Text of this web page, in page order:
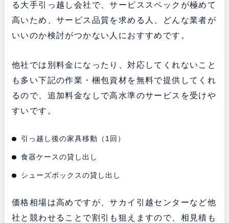
る大手引っ越し会社で、サービススペックが極めて
高いため、サービス品質を求める人、どんな業者が
いいのか検討がつかない人におすすめです。
他社では別料金になったり、対応してくれないこと
も多い下記の作業・梱包資材を無料で提供してくれ
るので、追加料金なしで高水準のサービスを受けや
すいです。
引っ越し後の家具移動（1回）
食器ケースの貸し出し
シューズボックスの貸し出し
価格相場は高めですが、サカイ引越センターなど他
社と競わせることで割引も狙えますので、相見積も